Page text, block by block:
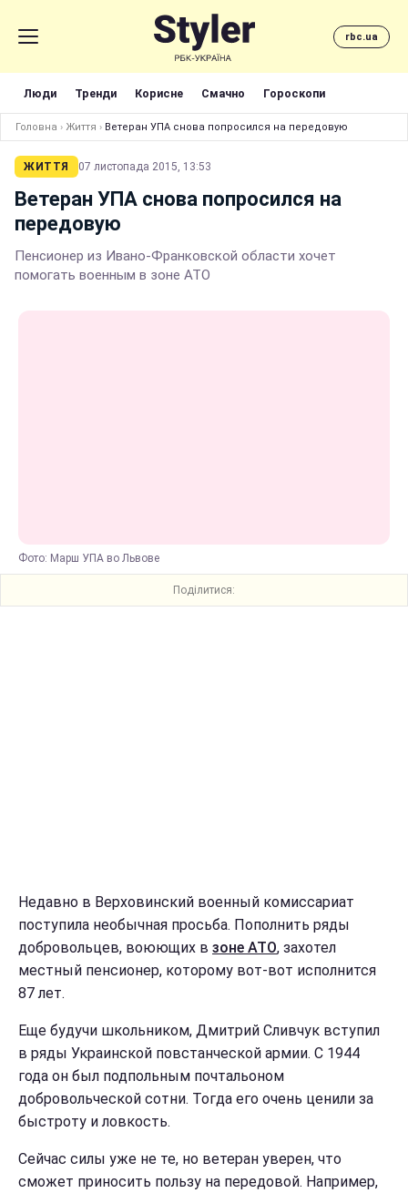
rbc.ua
Люди Тренди Корисне Смачно Гороскопи
Головна › Життя › Ветеран УПА снова попросился на передовую
ЖИТТЯ 07 листопада 2015, 13:53
Ветеран УПА снова попросился на
передовую
Пенсионер из Ивано-Франковской области хочет
помогать военным в зоне АТО
Фото: Марш УПА во Львове
Поділитися:
Недавно в Верховинский военный комиссариат
поступила необычная просьба. Пополнить ряды
добровольцев, воюющих в зоне АТО, захотел
местный пенсионер, которому вот-вот исполнится
87 лет.
Еще будучи школьником, Дмитрий Сливчук вступил
в ряды Украинской повстанческой армии. С 1944
года он был подпольным почтальоном
добровольческой сотни. Тогда его очень ценили за
быстроту и ловкость.
Сейчас силы уже не те, но ветеран уверен, что
сможет приносить пользу на передовой. Например,